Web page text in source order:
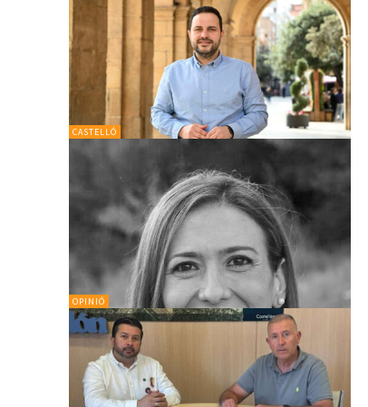
CASTELLÓ
OPINIÓ